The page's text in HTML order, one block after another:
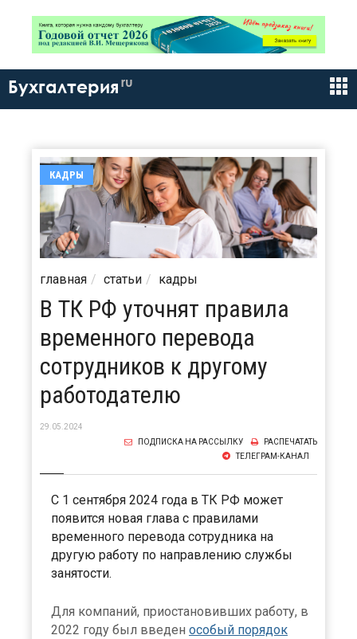
Бухгалтерия ru
КАДРЫ
главная статьи кадры
В ТК РФ уточнят правила
временного перевода
сотрудников к другому
работодателю
29.05.2024
РАСПЕЧАТАТЬ
ПОДПИСКА НА РАССЫЛКУ
ТЕЛЕГРАМ-КАНАЛ
С 1 сентября 2024 года в ТК РФ может
появится новая глава с правилами
временного перевода сотрудника на
другую работу по направлению службы
занятости.
Для компаний, приостановивших работу, в
2022 году был введен особый порядок